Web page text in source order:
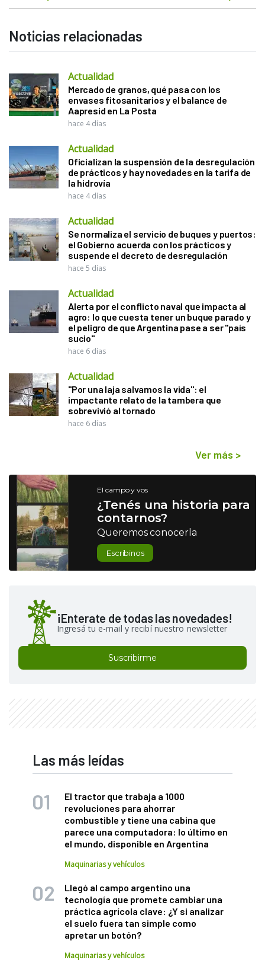
Noticias relacionadas
Actualidad
Mercado de granos, qué pasa con los
envases fitosanitarios y el balance de
Aapresid en La Posta
hace 4 días
Actualidad
Oficializan la suspensión de la desregulación
de prácticos y hay novedades en la tarifa de
la hidrovía
hace 4 días
Actualidad
Se normaliza el servicio de buques y puertos:
el Gobierno acuerda con los prácticos y
suspende el decreto de desregulación
hace 5 días
Actualidad
Alerta por el conflicto naval que impacta al
agro: lo que cuesta tener un buque parado y
el peligro de que Argentina pase a ser "país
sucio"
hace 6 días
Actualidad
"Por una laja salvamos la vida": el
impactante relato de la tambera que
sobrevivió al tornado
hace 6 días
Ver más >
El campo y vos
¿Tenés una historia para
contarnos?
Queremos conocerla
Escribinos
¡Enterate de todas las novedades!
Ingresá tu e-mail y recibí nuestro newsletter
Suscribirme
Las más leídas
El tractor que trabaja a 1000
revoluciones para ahorrar
combustible y tiene una cabina que
parece una computadora: lo último en
el mundo, disponible en Argentina
Maquinarias y vehículos
Llegó al campo argentino una
tecnología que promete cambiar una
práctica agrícola clave: ¿Y si analizar
el suelo fuera tan simple como
apretar un botón?
Maquinarias y vehículos